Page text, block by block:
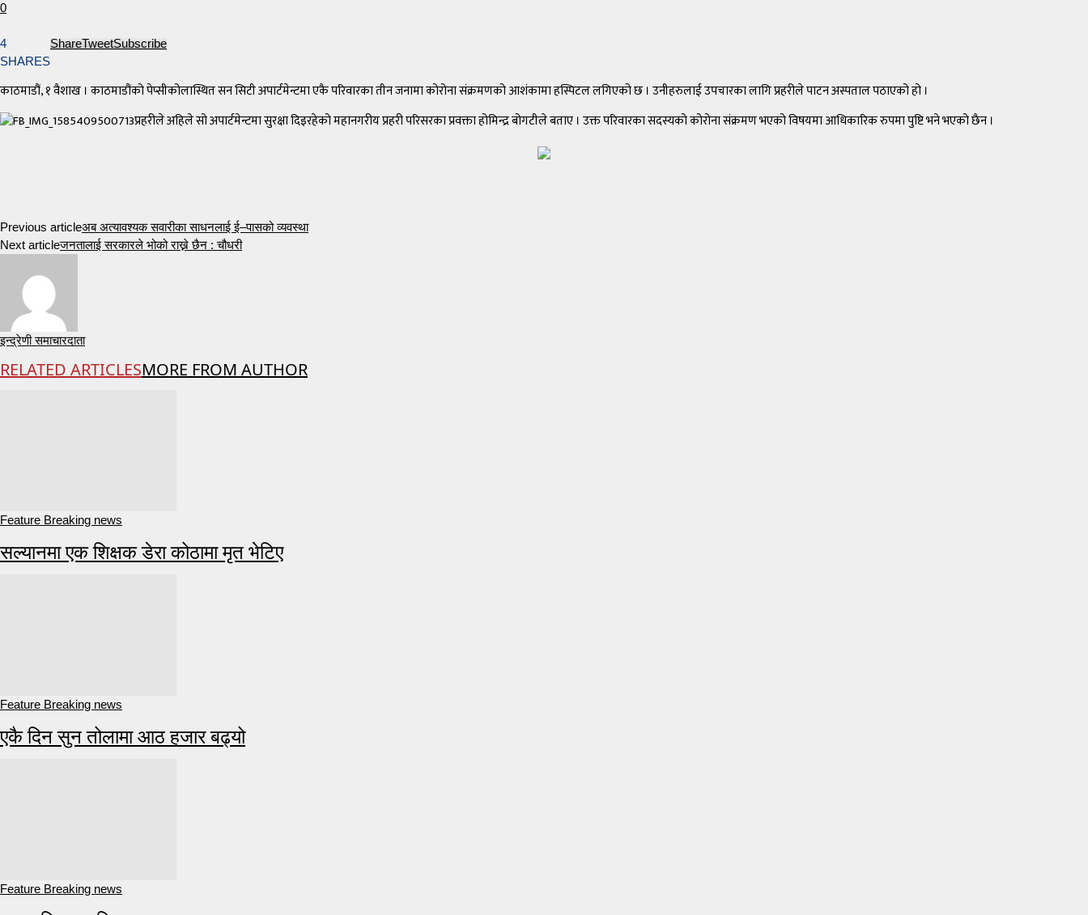
0
4
SHARES
ShareTweetSubscribe
काठमाडौं, १ वैशाख । काठमाडौंको पेप्सीकोलास्थित सन सिटी अपार्टमेन्टमा एकै परिवारका तीन जनामा कोरोना संक्रमणको आशंकामा हस्पिटल लगिएको छ । उनीहरुलाई उपचारका लागि प्रहरीले पाटन अस्पताल पठाएको हो ।
प्रहरीले अहिले सो अपार्टमेन्टमा सुरक्षा दिइरहेको महानगरीय प्रहरी परिसरका प्रवक्ता होमिन्द्र बोगटीले बताए । उक्त परिवारका सदस्यको कोरोना संक्रमण भएको विषयमा आधिकारिक रुपमा पुष्टि भने भएको छैन ।
Previous articleअब अत्यावश्यक सवारीका साधनलाई ई–पासको व्यवस्था
Next articleजनतालाई सरकारले भोको राख्ने छैन : चौधरी
इन्द्रेणी समाचारदाता
RELATED ARTICLESMORE FROM AUTHOR
Feature Breaking news
सल्यानमा एक शिक्षक डेरा कोठामा मृत भेटिए
Feature Breaking news
एकै दिन सुन तोलामा आठ हजार बढ्यो
Feature Breaking news